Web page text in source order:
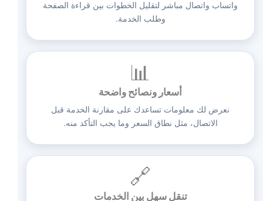
واتساب واتصال مباشر لتقليل الخطوات بين قراءة الصفحة
وطلب الخدمة.
📊
أسعار ونصائح واضحة
نعرض لك معلومات تساعدك على مقارنة الخدمة قبل
الاتصال، مثل نطاق السعر وما يجب التأكد منه.
🔗
تنقل سهل بين الخدمات